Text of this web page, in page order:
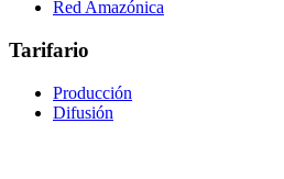
Red Amazónica
Tarifario
Producción
Difusión